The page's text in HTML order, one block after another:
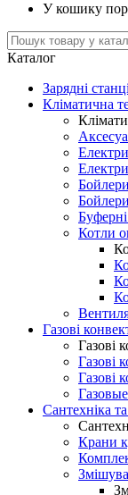
У кошику
Каталог
Зарядні
Кліматична
Бойлери
Котли
Газові
Газові
Газові
Газові
Сантехніка
Крани